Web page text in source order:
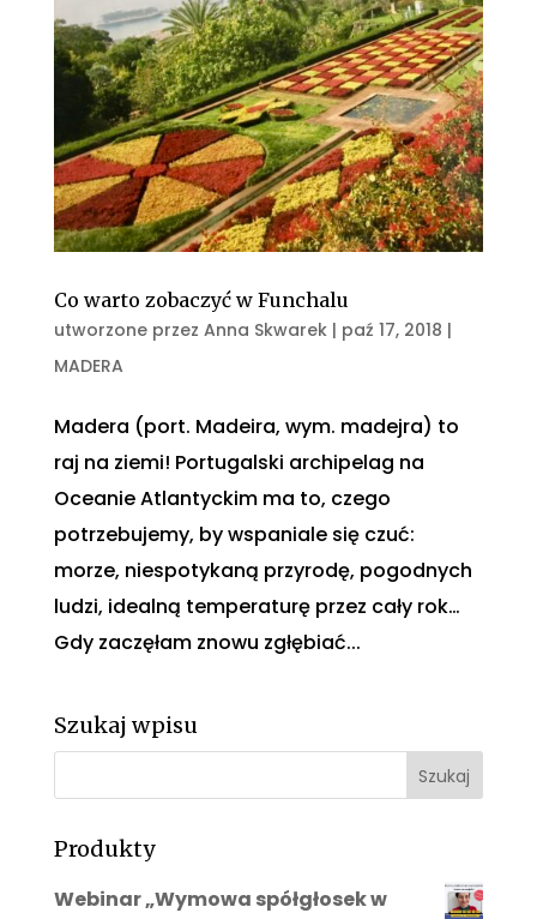
Co warto zobaczyć w Funchalu
utworzone przez Anna Skwarek| paź 17, 2018 |
MADERA
Madera (port. Madeira, wym. madejra) to
raj na ziemi! Portugalski archipelag na
Oceanie Atlantyckim ma to, czego
potrzebujemy, by wspaniale się czuć:
morze, niespotykaną przyrodę, pogodnych
ludzi, idealną temperaturę przez cały rok…
Gdy zaczęłam znowu zgłębiać...
Szukaj wpisu
Produkty
Webinar „Wymowa spółgłosek w